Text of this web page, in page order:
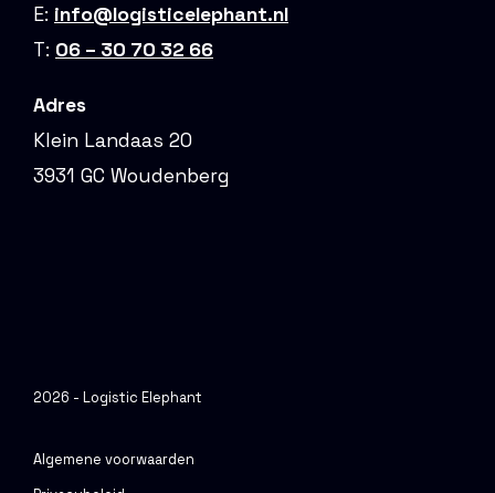
E: info@logisticelephant.nl
T: 06 – 30 70 32 66
Adres
Klein Landaas 20
3931 GC Woudenberg
2026 - Logistic Elephant
Algemene voorwaarden